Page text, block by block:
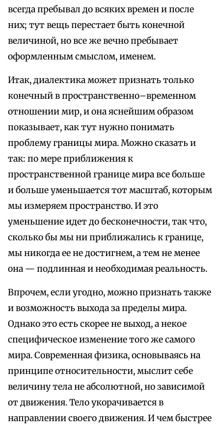
всегда пребывал до всяких времен и после
них; тут вещь перестает быть конечной
величиной, но все же вечно пребывает
оформленным смыслом, именем.
Итак, диалектика может признать только
конечный в пространственно–временном
отношении мир, и она яснейшим образом
показывает, как тут нужно понимать
проблему границы мира. Можно сказать и
так: по мере приближения к
пространственной границе мира все больше
и больше уменьшается тот масштаб, которым
мы измеряем пространство. И это
уменьшение идет до бесконечности, так что,
сколько бы мы ни приближались к границе,
мы никогда ее не достигнем, а тем не менее
она — подлинная и необходимая реальность.
Впрочем, если угодно, можно признать также
и возможность выхода за пределы мира.
Однако это есть скорее не выход, а некое
специфическое изменение того же самого
мира. Современная физика, основываясь на
принципе относительности, мыслит себе
величину тела не абсолютной, но зависимой
от движения. Тело укорачивается в
направлении своего движения. И чем быстрее